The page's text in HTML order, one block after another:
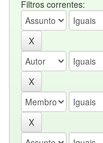
Filtros correntes: